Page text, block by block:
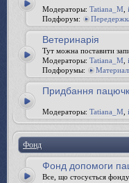
Модераторы: Tatiana_M
Подфорум:
Ветеринарія
Тут можна поставити
Модераторы: Tatiana_M
Подфорумы:
Придбання
Модераторы: Tatiana_M
Фонд
Фонд допомоги
Все, що стосується фонду.